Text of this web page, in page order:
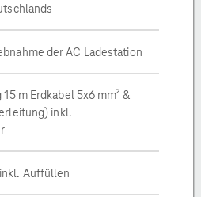
der AC Ladestation
m Erdkabel 5x6 mm² &
inkl.
Auffüllen